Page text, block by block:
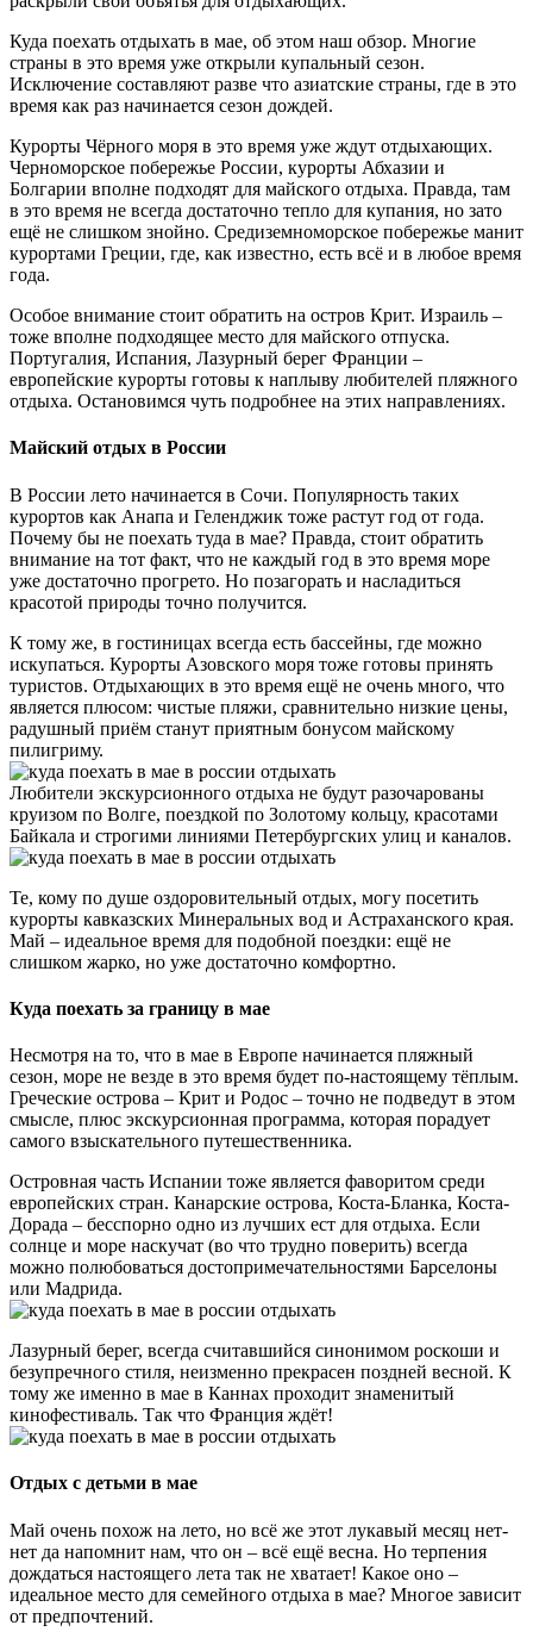
Куда поехать отдыхать в мае, об этом наш обзор. Многие
страны в это время уже открыли купальный сезон.
Исключение составляют разве что азиатские страны, где в это
время как раз начинается сезон дождей.
Курорты Чёрного моря в это время уже ждут отдыхающих.
Черноморское побережье России, курорты Абхазии и
Болгарии вполне подходят для майского отдыха. Правда, там
в это время не всегда достаточно тепло для купания, но зато
ещё не слишком знойно. Средиземноморское побережье манит
курортами Греции, где, как известно, есть всё и в любое время
года.
Особое внимание стоит обратить на остров Крит. Израиль –
тоже вполне подходящее место для майского отпуска.
Португалия, Испания, Лазурный берег Франции –
европейские курорты готовы к наплыву любителей пляжного
отдыха. Остановимся чуть подробнее на этих направлениях.
Майский отдых в России
В России лето начинается в Сочи. Популярность таких
курортов как Анапа и Геленджик тоже растут год от года.
Почему бы не поехать туда в мае? Правда, стоит обратить
внимание на тот факт, что не каждый год в это время море
уже достаточно прогрето. Но позагорать и насладиться
красотой природы точно получится.
К тому же, в гостиницах всегда есть бассейны, где можно
искупаться. Курорты Азовского моря тоже готовы принять
туристов. Отдыхающих в это время ещё не очень много, что
является плюсом: чистые пляжи, сравнительно низкие цены,
радушный приём станут приятным бонусом майскому
пилигриму.
Любители экскурсионного отдыха не будут разочарованы
круизом по Волге, поездкой по Золотому кольцу, красотами
Байкала и строгими линиями Петербургских улиц и каналов.
Те, кому по душе оздоровительный отдых, могу посетить
курорты кавказских Минеральных вод и Астраханского края.
Май – идеальное время для подобной поездки: ещё не
слишком жарко, но уже достаточно комфортно.
Куда поехать за границу в мае
Несмотря на то, что в мае в Европе начинается пляжный
сезон, море не везде в это время будет по-настоящему тёплым.
Греческие острова – Крит и Родос – точно не подведут в этом
смысле, плюс экскурсионная программа, которая порадует
самого взыскательного путешественника.
Островная часть Испании тоже является фаворитом среди
европейских стран. Канарские острова, Коста-Бланка, Коста-
Дорада – бесспорно одно из лучших ест для отдыха. Если
солнце и море наскучат (во что трудно поверить) всегда
можно полюбоваться достопримечательностями Барселоны
или Мадрида.
Лазурный берег, всегда считавшийся синонимом роскоши и
безупречного стиля, неизменно прекрасен поздней весной. К
тому же именно в мае в Каннах проходит знаменитый
кинофестиваль. Так что Франция ждёт!
Отдых с детьми в мае
Май очень похож на лето, но всё же этот лукавый месяц нет-
нет да напомнит нам, что он – всё ещё весна. Но терпения
дождаться настоящего лета так не хватает! Какое оно –
идеальное место для семейного отдыха в мае? Многое зависит
от предпочтений.